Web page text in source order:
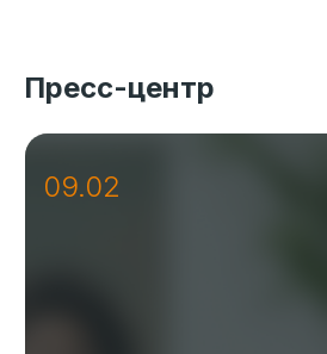
Пресс-центр
09.02